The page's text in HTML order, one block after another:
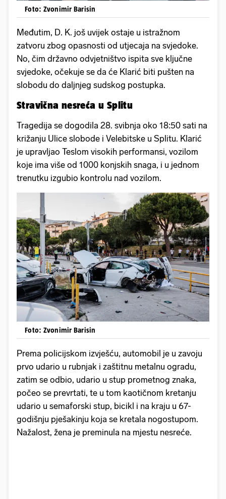
Foto: Zvonimir Barisin
Međutim, D. K. još uvijek ostaje u istražnom
zatvoru zbog opasnosti od utjecaja na svjedoke.
No, čim državno odvjetništvo ispita sve ključne
svjedoke, očekuje se da će Klarić biti pušten na
slobodu do daljnjeg sudskog postupka.
Stravična nesreća u Splitu
Tragedija se dogodila 28. svibnja oko 18:50 sati na
križanju Ulice slobode i Velebitske u Splitu. Klarić
je upravljao Teslom visokih performansi, vozilom
koje ima više od 1000 konjskih snaga, i u jednom
trenutku izgubio kontrolu nad vozilom.
Foto: Zvonimir Barisin
Prema policijskom izvješću, automobil je u zavoju
prvo udario u rubnjak i zaštitnu metalnu ogradu,
zatim se odbio, udario u stup prometnog znaka,
počeo se prevrtati, te u tom kaotičnom kretanju
udario u semaforski stup, bicikl i na kraju u 67-
godišnju pješakinju koja se kretala nogostupom.
Nažalost, žena je preminula na mjestu nesreće.